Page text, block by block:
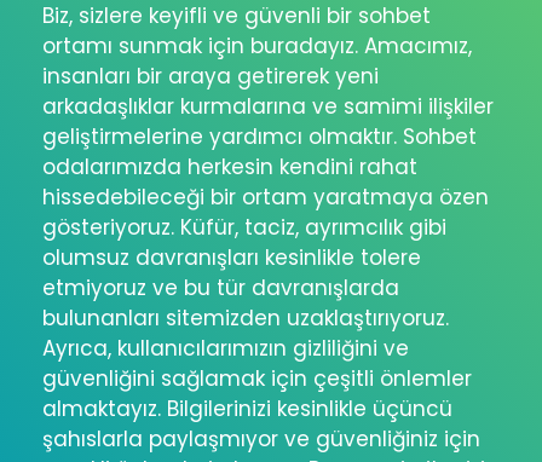
Biz, sizlere keyifli ve güvenli bir sohbet
ortamı sunmak için buradayız. Amacımız,
insanları bir araya getirerek yeni
arkadaşlıklar kurmalarına ve samimi ilişkiler
geliştirmelerine yardımcı olmaktır. Sohbet
odalarımızda herkesin kendini rahat
hissedebileceği bir ortam yaratmaya özen
gösteriyoruz. Küfür, taciz, ayrımcılık gibi
olumsuz davranışları kesinlikle tolere
etmiyoruz ve bu tür davranışlarda
bulunanları sitemizden uzaklaştırıyoruz.
Ayrıca, kullanıcılarımızın gizliliğini ve
güvenliğini sağlamak için çeşitli önlemler
almaktayız. Bilgilerinizi kesinlikle üçüncü
şahıslarla paylaşmıyor ve güvenliğiniz için